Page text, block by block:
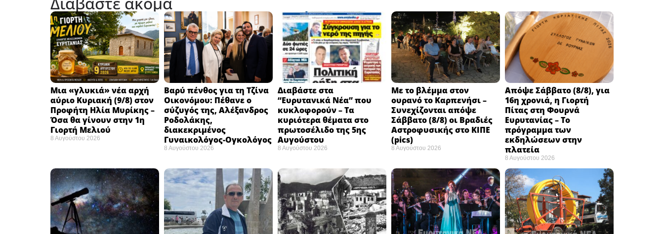
Μια «γλυκιά» νέα αρχή
αύριο Κυριακή (9/8) στον
Προφήτη Ηλία Μυρίκης –
Όσα θα γίνουν στην 1η
Γιορτή Μελιού
8 Αυγούστου 2026
Βαρύ πένθος για τη Τζίνα
Οικονόμου: Πέθανε ο
σύζυγός της, Αλέξανδρος
Ροδολάκης,
διακεκριμένος
Γυναικολόγος-Ογκολόγος
8 Αυγούστου 2026
Διαβάστε στα
“Ευρυτανικά Νέα” που
κυκλοφορούν – Τα
κυριότερα θέματα στο
πρωτοσέλιδο της 5ης
Αυγούστου
8 Αυγούστου 2026
Με το βλέμμα στον
ουρανό το Καρπενήσι –
Συνεχίζονται απόψε
Σάββατο (8/8) οι Βραδιές
Αστροφυσικής στο ΚΙΠΕ
(pics)
8 Αυγούστου 2026
Απόψε Σάββατο (8/8), για
16η χρονιά, η Γιορτή
Πίτας στη Φουρνά
Ευρυτανίας – Το
πρόγραμμα των
εκδηλώσεων στην
πλατεία
8 Αυγούστου 2026